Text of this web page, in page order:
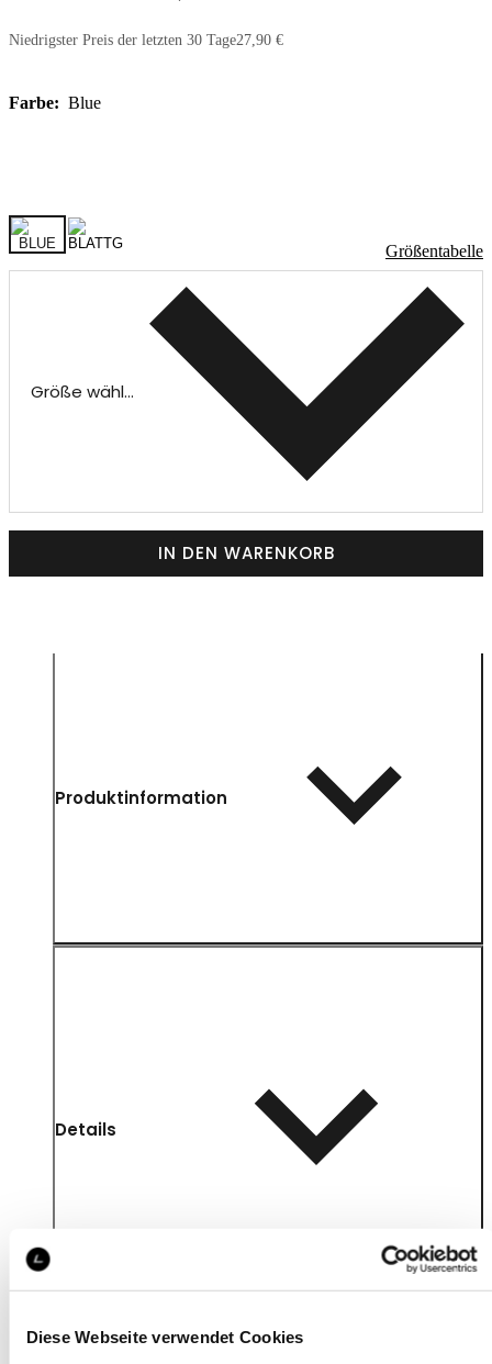
Diese Webseite verwendet Cookies
Niedrigster Preis der letzten 30 Tage27,90 €
Farbe: Blue
Größentabelle
Größe wählen
IN DEN WARENKORB
Produktinformation
Details